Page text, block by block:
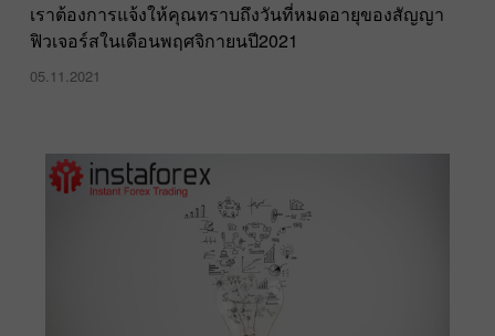
เราต้องการแจ้งให้คุณทราบถึงวันที่หมดอายุของสัญญา
ฟิวเจอร์สในเดือนพฤศจิกายนปี2021
05.11.2021